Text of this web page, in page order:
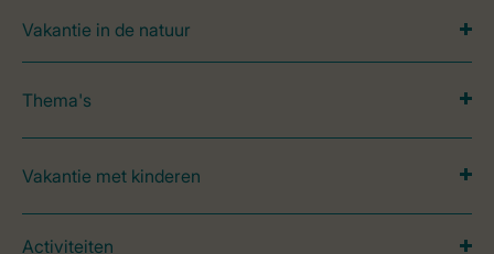
Vakantie in de natuur
Thema's
Vakantie met kinderen
Activiteiten